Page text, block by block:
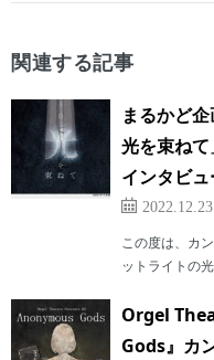
関連する記事
まるかど
光を束ね
インタビ
2022.12.23
この度は、カ
ットライトの
Orgel
Gods』カ